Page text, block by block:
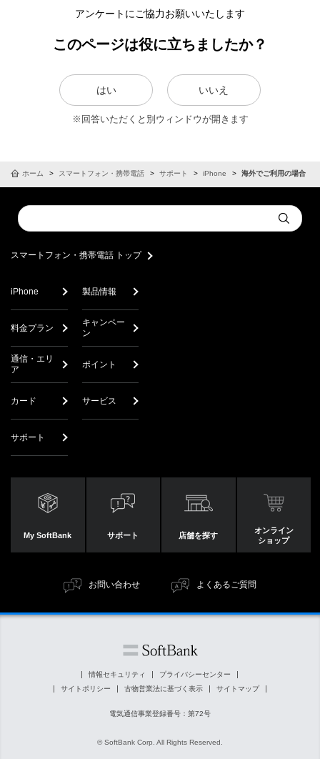
アンケートにご協力お願いいたします
このページは役に立ちましたか？
はい いいえ
※回答いただくと別ウィンドウが開きます
ホーム スマートフォン・携帯電話 サポート iPhone 海外でご利用の場合
Conduct
a
Submit
スマートフォン・携帯電話 トップ
iPhone 製品情報
料金プラン
キャンペー
ン
通信・エリ
ア
ポイント
カード サービス
サポート
My SoftBank サポート 店舗を探す
オンライン
ショップ
お問い合わせ よくあるご質問
情報セキュリティ
プライバシーセンター
サイトポリシー
古物営業法に基づく表示 サイトマップ
電気通信事業登録番号：第72号
© SoftBank Corp. All Rights Reserved.